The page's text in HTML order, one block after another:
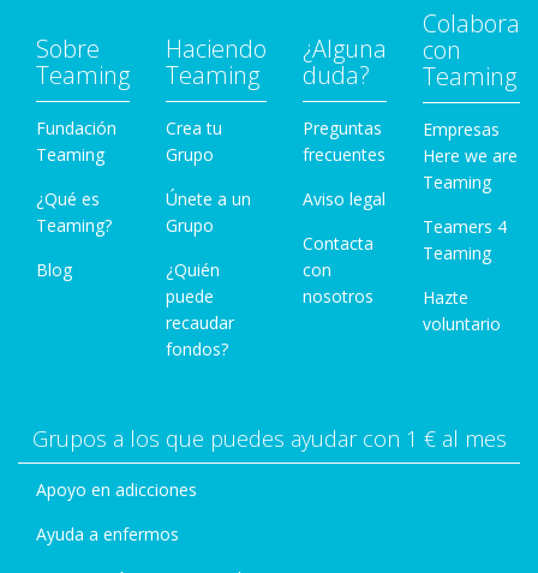
Sobre
Teaming
Fundación
Teaming
¿Qué es
Teaming?
Blog
Haciendo
Teaming
Crea tu
Grupo
Únete a un
Grupo
¿Quién
puede
recaudar
fondos?
¿Alguna
duda?
Preguntas
frecuentes
Aviso legal
Contacta
con
nosotros
Colabora
con
Teaming
Empresas
Here we are
Teaming
Teamers 4
Teaming
Hazte
voluntario
Grupos a los que puedes ayudar con 1 € al mes
Apoyo en adicciones
Ayuda a enfermos